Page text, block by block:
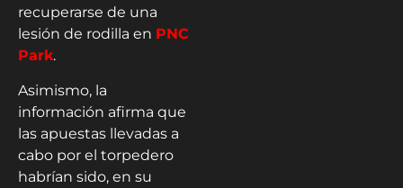
recuperarse de una
lesión de rodilla en PNC
Park.
Asimismo, la
información afirma que
las apuestas llevadas a
cabo por el torpedero
habrían sido, en su